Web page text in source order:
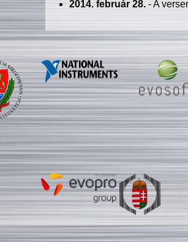
2014. február 28.- A